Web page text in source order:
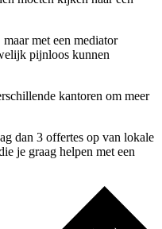
met een mediator
pijnloos kunnen
kantoren om meer
dan 3 offertes op van lokale
je graag helpen met een